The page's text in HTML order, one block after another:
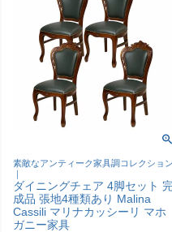
素敵なアンティーク家具調コレクション
｜
ダイニングチェア 4脚セット
成品 張地4種類あり Malina
Cassili マリナカッシーリ マホ
ガニー家具